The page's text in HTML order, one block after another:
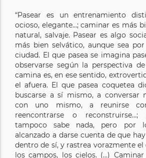
“Pasear es un entrenamiento
ocioso, elegante…; caminar es más
natural, salvaje. Pasear es algo
más bien selvático, aunque sea
ciudad. El que pasea se imagina
observarse según la perspectiva
camina es, en ese sentido,
el afuera. El que pasea coquetea
buscarse a sí mismo, a conversar
con uno mismo, a reunirse
reencontrarse o
tampoco sabe nada, pero por
alcanzado a darse cuenta de que
dentro de sí, y rastrea vorazmente el
los campos, los cielos. (…)